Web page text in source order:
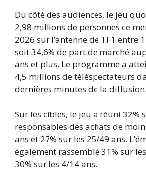
Du côté des audiences, le jeu
2,98 millions de personnes ce
2026 sur l’antenne de TF1 entre
soit 34,6% de part de marché
ans et plus. Le programme a
4,5 millions de téléspectateurs
dernières minutes de la diffusion.
Sur les cibles, le jeu a réuni 32%
responsables des achats de
ans et 27% sur les 25/49 ans.
également rassemblé 31% sur
30% sur les 4/14 ans.